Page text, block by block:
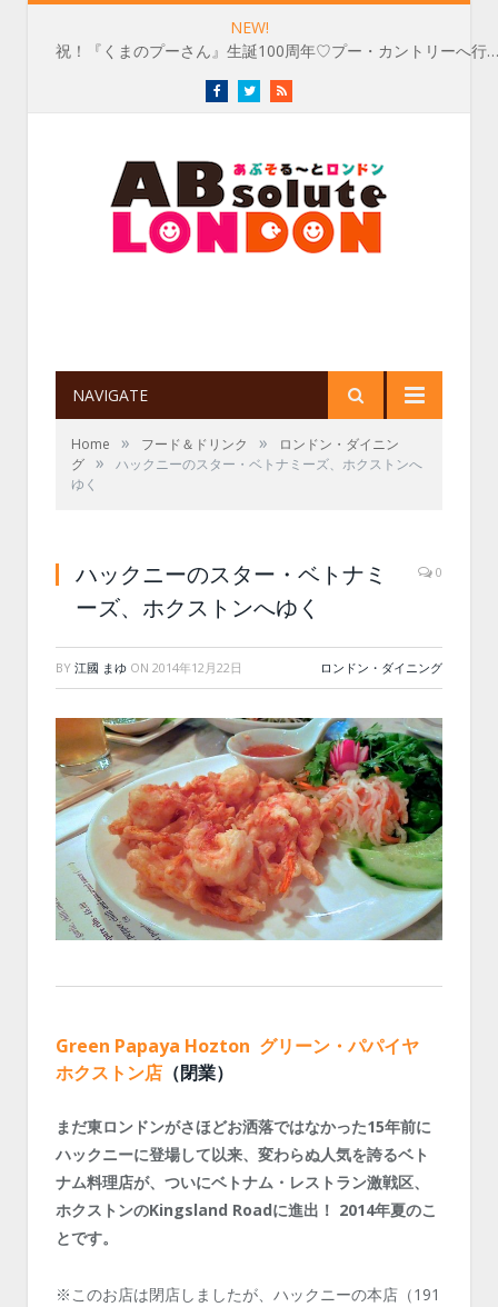
NEW!
祝！『くまのプーさん』生誕100周年♡プー・カントリーへ行こう♪
FacebookTwitterRSS
NAVIGATE
Home » フード＆ドリンク »
ロンドン・ダイニン
グ »
ハックニーのスター・ベトナミーズ、ホクストンへ
ゆく
ハックニーのスター・ベトナミ
ーズ、ホクストンへゆく
0
BY 江國 まゆ ON 2014年12月22日 ロンドン・ダイニング
Green Papaya Hozton グリーン・パパイヤ
ホクストン店 （閉業）
まだ東ロンドンがさほどお洒落ではなかった15年前に
ハックニーに登場して以来、変わらぬ人気を誇るベト
ナム料理店が、ついにベトナム・レストラン激戦区、
ホクストンのKingsland Roadに進出！ 2014年夏のこ
とです。
※このお店は閉店しましたが、ハックニーの本店（191